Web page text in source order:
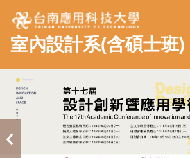
跳
到
主
內
容
區
室內設計系(含碩士班)